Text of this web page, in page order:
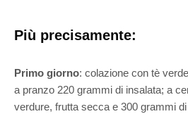
Più precisamente:
Primo giorno: colazione con tè
a pranzo 220 grammi di insalata; a
verdure, frutta secca e 300 grammi